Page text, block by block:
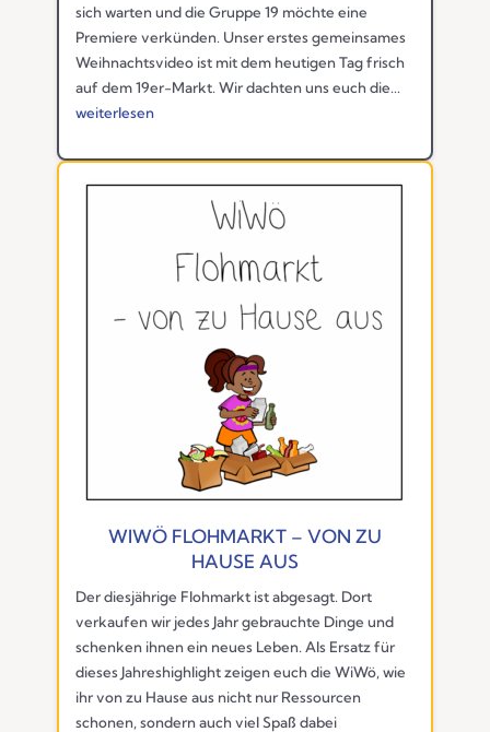
sich warten und die Gruppe 19 möchte eine
Premiere verkünden. Unser erstes gemeinsames
Weihnachtsvideo ist mit dem heutigen Tag frisch
auf dem 19er-Markt. Wir dachten uns euch die...
weiterlesen
WIWÖ FLOHMARKT – VON ZU
HAUSE AUS
Der diesjährige Flohmarkt ist abgesagt. Dort
verkaufen wir jedes Jahr gebrauchte Dinge und
schenken ihnen ein neues Leben. Als Ersatz für
dieses Jahreshighlight zeigen euch die WiWö, wie
ihr von zu Hause aus nicht nur Ressourcen
schonen, sondern auch viel Spaß dabei